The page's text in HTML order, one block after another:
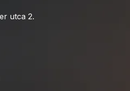
utca 2.